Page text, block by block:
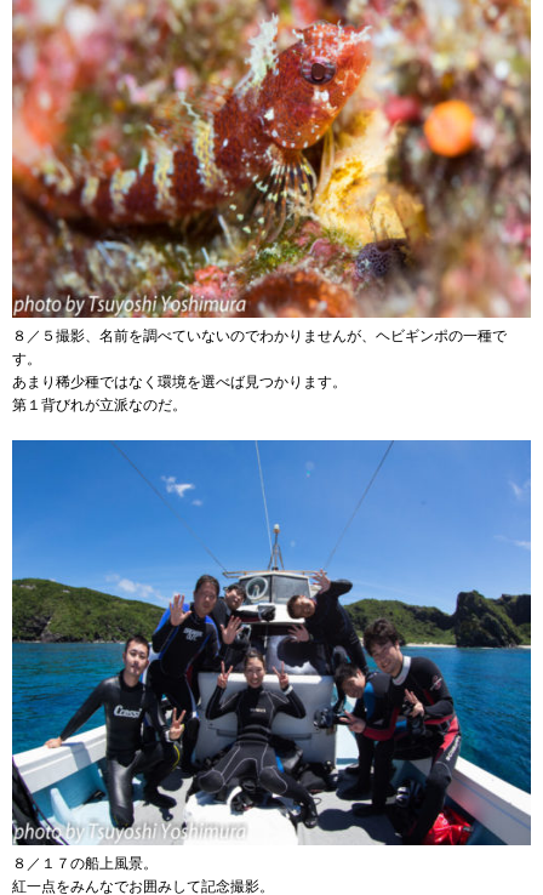
８／５撮影、名前を調べていないのでわかりませんが、ヘビギンポの一種で
す。
あまり稀少種ではなく環境を選べば見つかります。
第１背びれが立派なのだ。
８／１７の船上風景。
紅一点をみんなでお囲みして記念撮影。